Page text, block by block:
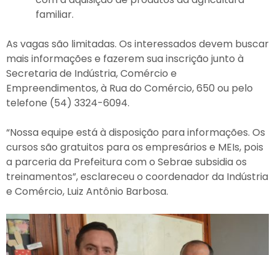
familiar.
As vagas são limitadas. Os interessados devem buscar
mais informações e fazerem sua inscrição junto à
Secretaria de Indústria, Comércio e
Empreendimentos, à Rua do Comércio, 650 ou pelo
telefone (54) 3324-6094.
“Nossa equipe está à disposição para informações. Os
cursos são gratuitos para os empresários e MEIs, pois
a parceria da Prefeitura com o Sebrae subsidia os
treinamentos”, esclareceu o coordenador da Indústria
e Comércio, Luiz Antônio Barbosa.